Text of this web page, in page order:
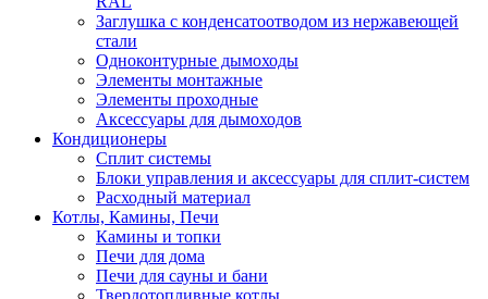
Заглушка с конденсатоотводом из нержавеющей
стали
Одноконтурные дымоходы
Элементы монтажные
Элементы проходные
Аксессуары для дымоходов
Кондиционеры
Сплит системы
Блоки управления и аксессуары для сплит-систем
Расходный материал
Котлы, Камины, Печи
Камины и топки
Печи для дома
Печи для сауны и бани
Твердотопливные котлы